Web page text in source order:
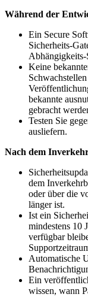
Während der
Ein Secure
Sicherheits-
Keine
bekannte
gebracht
Testen Sie
ausliefern.
Nach dem
dem
oder über die
länger ist.
Ist ein
mindestens 10
verfügbar
Automatische
Ein
wissen, wann